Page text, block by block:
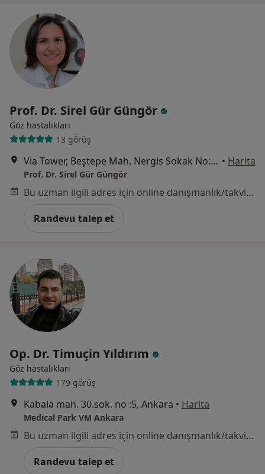
Prof. Dr. Sirel Gür Güngör
Göz hastalıkları
13 görüş
Via Tower, Beştepe Mah. Nergis Sokak No:7/A Daire No:57 Yenimahalle Ankara, Ankara • Harita
Prof. Dr. Sirel Gür Güngör
Bu uzman ilgili adres için online danışmanlık/takvim sunmuyor.
Randevu talep et
Op. Dr. Timuçin Yıldırım
Göz hastalıkları
179 görüş
Kabala mah. 30.sok. no :5, Ankara • Harita
Medical Park VM Ankara
Bu uzman ilgili adres için online danışmanlık/takvim sunmuyor.
Randevu talep et